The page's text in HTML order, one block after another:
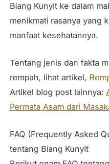
Biang Kunyit ke dalam
menikmati rasanya yang
manfaat kesehatannya.
Tentang jenis dan fakta
rempah, lihat artikel,
Artikel blog post lainnya:
Permata Asam dari
FAQ (Frequently Asked
tentang Biang Kunyit